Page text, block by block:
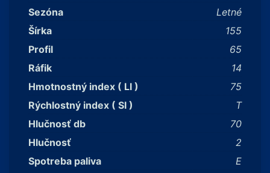
Sezóna
Letné
Šírka
155
Profil
65
Ráfik
14
Hmotnostný index ( LI )
75
Rýchlostný index ( SI )
T
Hlučnosť db
70
Hlučnosť
2
Spotreba paliva
E